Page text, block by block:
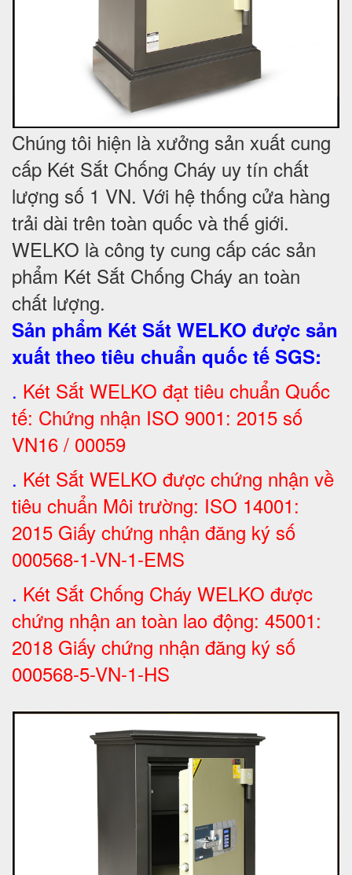
Chúng tôi hiện là xưởng sản xuất cung
cấp Két Sắt Chống Cháy uy tín chất
lượng số 1 VN. Với hệ thống cửa hàng
trải dài trên toàn quốc và thế giới.
WELKO là công ty cung cấp các sản
phẩm Két Sắt Chống Cháy an toàn
chất lượng.
Sản phẩm Két Sắt WELKO được sản
xuất theo tiêu chuẩn quốc tế SGS:
. Két Sắt WELKO đạt tiêu chuẩn Quốc
tế: Chứng nhận ISO 9001: 2015 số
VN16 / 00059
. Két Sắt WELKO được chứng nhận về
tiêu chuẩn Môi trường: ISO 14001:
2015 Giấy chứng nhận đăng ký số
000568-1-VN-1-EMS
. Két Sắt Chống Cháy WELKO được
chứng nhận an toàn lao động: 45001:
2018 Giấy chứng nhận đăng ký số
000568-5-VN-1-HS